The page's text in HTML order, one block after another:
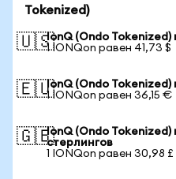
Tokenized)
🇺🇸IonQ (Ondo
1 IONQon равен 41,73 $
🇪🇺IonQ (Ondo Tokenized)
1 IONQon равен 36,15 €
🇬🇧IonQ (Ondo Tokenized)
стерлингов
1 IONQon равен 30,98 £